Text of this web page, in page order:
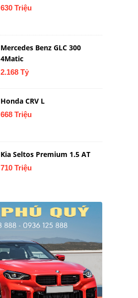
630 Triệu
Mercedes Benz GLC 300
4Matic
2.168 Tỷ
Honda CRV L
668 Triệu
Kia Seltos Premium 1.5 AT
710 Triệu